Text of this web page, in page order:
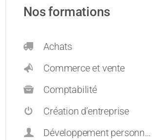
Nos formations
Achats
Commerce et vente
Comptabilité
Création d’entreprise
Développement personnel et carrières